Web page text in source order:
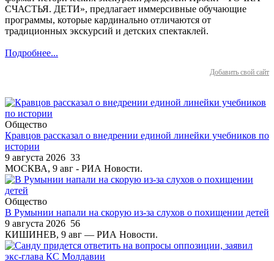
СЧАСТЬЯ. ДЕТИ», предлагает иммерсивные обучающие
программы, которые кардинально отличаются от
традиционных экскурсий и детских спектаклей.
Подробнее...
Добавить свой сайт
Общество
Кравцов рассказал о внедрении единой линейки учебников по
истории
9 августа 2026 33
МОСКВА, 9 авг - РИА Новости.
Общество
В Румынии напали на скорую из-за слухов о похищении детей
9 августа 2026 56
КИШИНЕВ, 9 авг — РИА Новости.